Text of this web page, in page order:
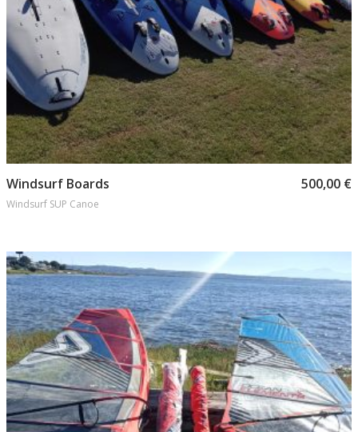
Προσθήκη στο καλάθι
Windsurf Boards
Windsurf SUP Canoe
500,00 €